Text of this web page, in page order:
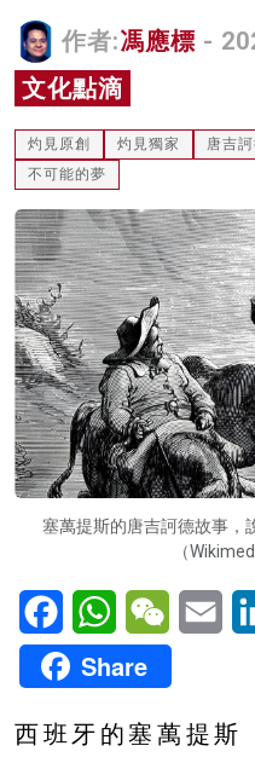
影片
名家榜
灼見活動
關於我們
作者:馮應標 -
文化點滴
灼見原創 灼見獨家 唐吉
不可能的夢
塞萬提斯的唐吉訶德故事，
（
FacebookWhatsAppWeChat
Share
西班牙的塞萬提斯